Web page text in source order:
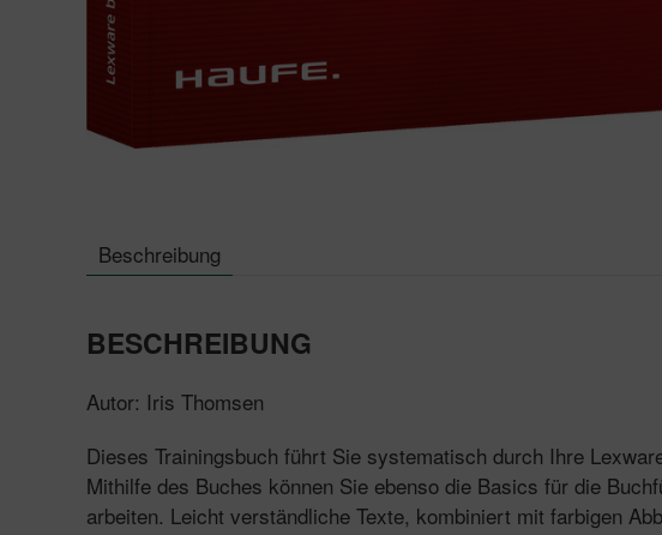
Beschreibung
BESCHREIBUNG
Autor: Iris Thomsen
Dieses Trainingsbuch führt Sie systematisch durch Ihre
Mithilfe des Buches können Sie ebenso die Basics für die
arbeiten. Leicht verständliche Texte, kombiniert mit farbigen